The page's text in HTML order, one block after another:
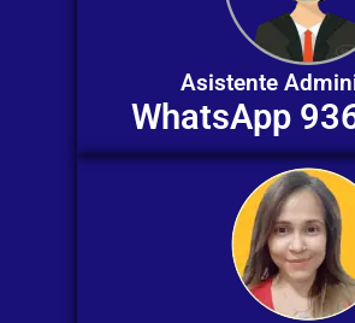
Asistente
WhatsApp